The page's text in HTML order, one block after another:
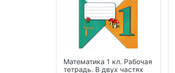
Математика 1 кл. Рабочая
тетрадь. В двух частях